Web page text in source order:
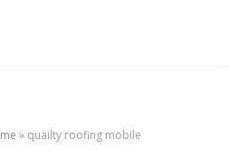
» quailty roofing mobile